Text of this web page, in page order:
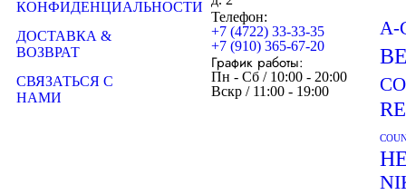
КОНФИДЕНЦИАЛЬНОСТИ
ДОСТАВКА &
ВОЗВРАТ
СВЯЗАТЬСЯ С
НАМИ
Телефон:
+7 (4722) 33-33-35
+7 (910) 365-67-20
График работы:
Пн - Сб / 10:00 - 20:00
Вскр / 11:00 - 19:00
A-